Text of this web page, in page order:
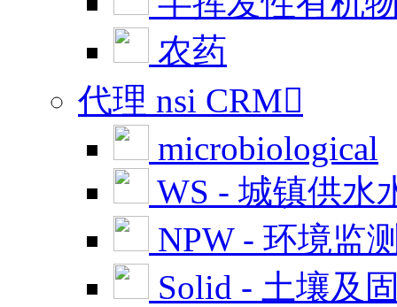
农药
代理 nsi CRM
microbiological
WS - 城镇供水
NPW - 环境监
Solid - 土壤及